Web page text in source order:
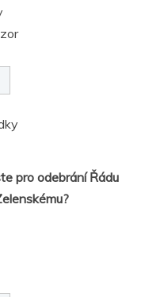
pro odebrání Řádu